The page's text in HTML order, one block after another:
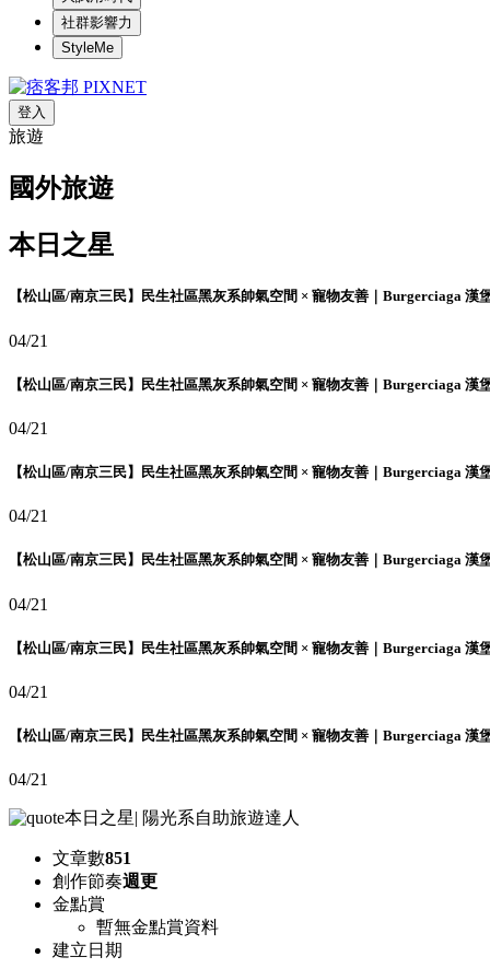
社群影響力
StyleMe
登入
旅遊
國外旅遊
本日之星
【松山區/南京三民】民生社區黑灰系帥氣空間 × 寵物友善｜Burgerciaga 漢
04/21
【松山區/南京三民】民生社區黑灰系帥氣空間 × 寵物友善｜Burgerciaga 漢
04/21
【松山區/南京三民】民生社區黑灰系帥氣空間 × 寵物友善｜Burgerciaga 漢
04/21
【松山區/南京三民】民生社區黑灰系帥氣空間 × 寵物友善｜Burgerciaga 漢
04/21
【松山區/南京三民】民生社區黑灰系帥氣空間 × 寵物友善｜Burgerciaga 漢
04/21
【松山區/南京三民】民生社區黑灰系帥氣空間 × 寵物友善｜Burgerciaga 漢
04/21
本日之星| 陽光系自助旅遊達人
文章數851
創作節奏週更
金點賞
暫無金點賞資料
建立日期